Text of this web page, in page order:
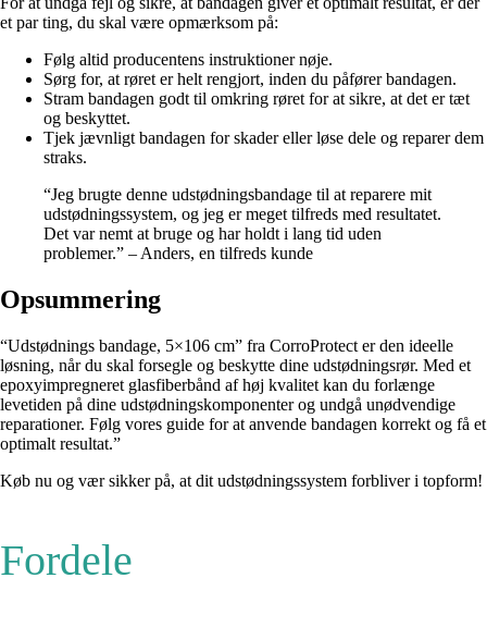
et par ting, du skal være opmærksom på:
Følg altid producentens instruktioner nøje.
Sørg for, at røret er helt rengjort, inden du påfører bandagen.
Stram bandagen godt til omkring røret for at sikre, at det er tæt
og beskyttet.
Tjek jævnligt bandagen for skader eller løse dele og reparer dem
straks.
“Jeg brugte denne udstødningsbandage til at reparere mit
udstødningssystem, og jeg er meget tilfreds med resultatet.
Det var nemt at bruge og har holdt i lang tid uden
problemer.” – Anders, en tilfreds kunde
Opsummering
“Udstødnings bandage, 5×106 cm” fra CorroProtect er den ideelle
løsning, når du skal forsegle og beskytte dine udstødningsrør. Med et
epoxyimpregneret glasfiberbånd af høj kvalitet kan du forlænge
levetiden på dine udstødningskomponenter og undgå unødvendige
reparationer. Følg vores guide for at anvende bandagen korrekt og få et
optimalt resultat.”
Køb nu og vær sikker på, at dit udstødningssystem forbliver i topform!
Fordele